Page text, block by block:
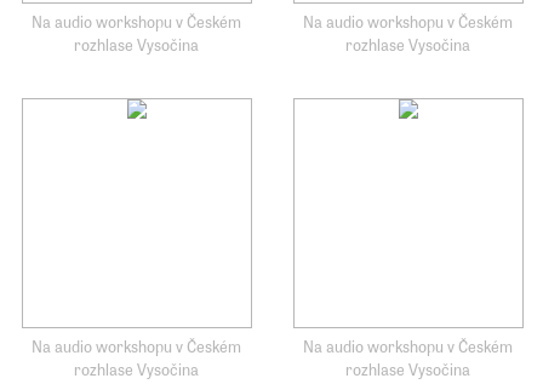
Na audio workshopu v Českém
rozhlase Vysočina
Na audio workshopu v Českém
rozhlase Vysočina
Na audio workshopu v Českém
rozhlase Vysočina
Na audio workshopu v Českém
rozhlase Vysočina